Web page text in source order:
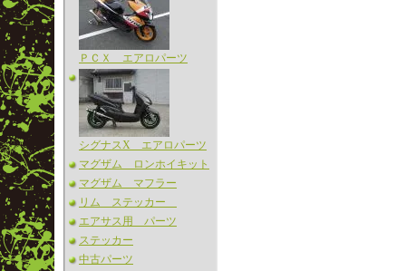
ＰＣＸ エアロパーツ
シグナスX エアロパーツ
マグザム ロンホイキット
マグザム マフラー
リム ステッカー
エアサス用 パーツ
ステッカー
中古パーツ